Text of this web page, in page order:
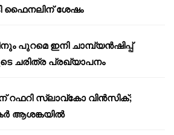
ഫൈനലിന് ശേഷം
പുറമെ ഇനി ചാമ്പ്യൻഷിപ്പ്
ചരിത്ര പ്രഖ്യാപനം
റഫറി സ്ലാവ്‌കോ വിൻസിക്;
ആശങ്കയിൽ